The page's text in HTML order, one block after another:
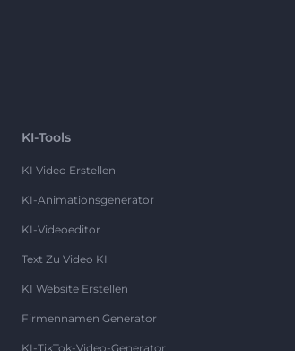
KI-Tools
KI Video Erstellen
KI-Animationsgenerator
KI-Videoeditor
Text Zu Video KI
KI Website Erstellen
Firmennamen Generator
KI-TikTok-Video-Generator